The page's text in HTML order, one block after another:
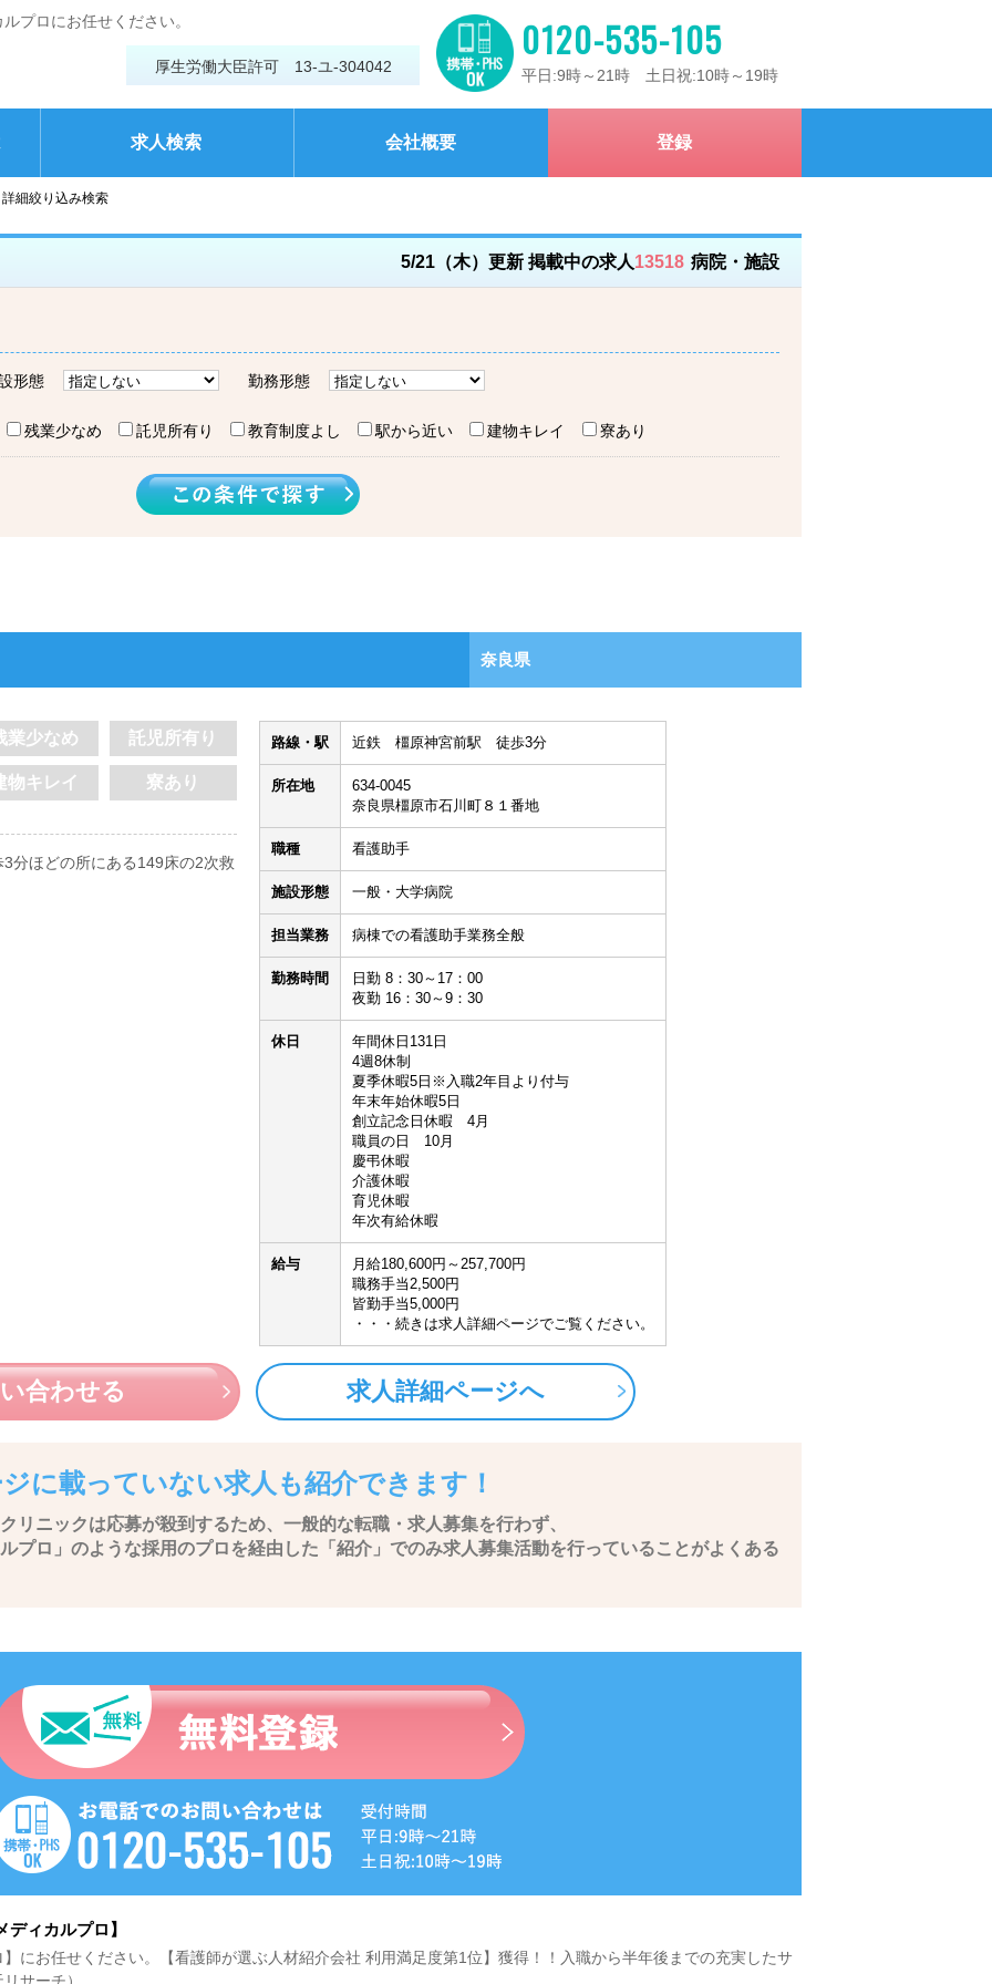
プロにお任せください。
厚生労働大臣許可 13-ユ-304042
0120-535-105
平日:9時～21時 土日祝:10時～19時
求人検索 会社概要 登録
詳細絞り込み検索
5/21（木）更新 掲載中の求人13518 病院・施設
形態 勤務形態
残業少なめ 託児所有り 教育制度よし 駅から近い 建物キレイ 寮あり
奈良県
業少なめ 託児所有り
物キレイ 寮あり
分ほどの所にある149床の2次救
路線・駅 近鉄 橿原神宮前駅 徒歩3分
所在地
634-0045
奈良県橿原市石川町８１番地
職種 看護助手
施設形態 一般・大学病院
担当業務 病棟での看護助手業務全般
勤務時間
日勤 8：30～17：00
夜勤 16：30～9：30
休日
年間休日131日
4週8休制
夏季休暇5日※入職2年目より付与
年末年始休暇5日
創立記念日休暇 4月
職員の日 10月
慶弔休暇
介護休暇
育児休暇
年次有給休暇
給与
月給180,600円～257,700円
職務手当2,500円
皆勤手当5,000円
・・・続きは求人詳細ページでご覧ください。
合わせる 求人詳細ページへ
に載っていない求人も紹介できます！
リニックは応募が殺到するため、一般的な転職・求人募集を行わず、
プロ」のような採用のプロを経由した「紹介」でのみ求人募集活動を行っていることがよくある
ィカルプロ】
にお任せください。【看護師が選ぶ人材紹介会社 利用満足度第1位】獲得！！入職から半年後までの充実したサ
サーチ）